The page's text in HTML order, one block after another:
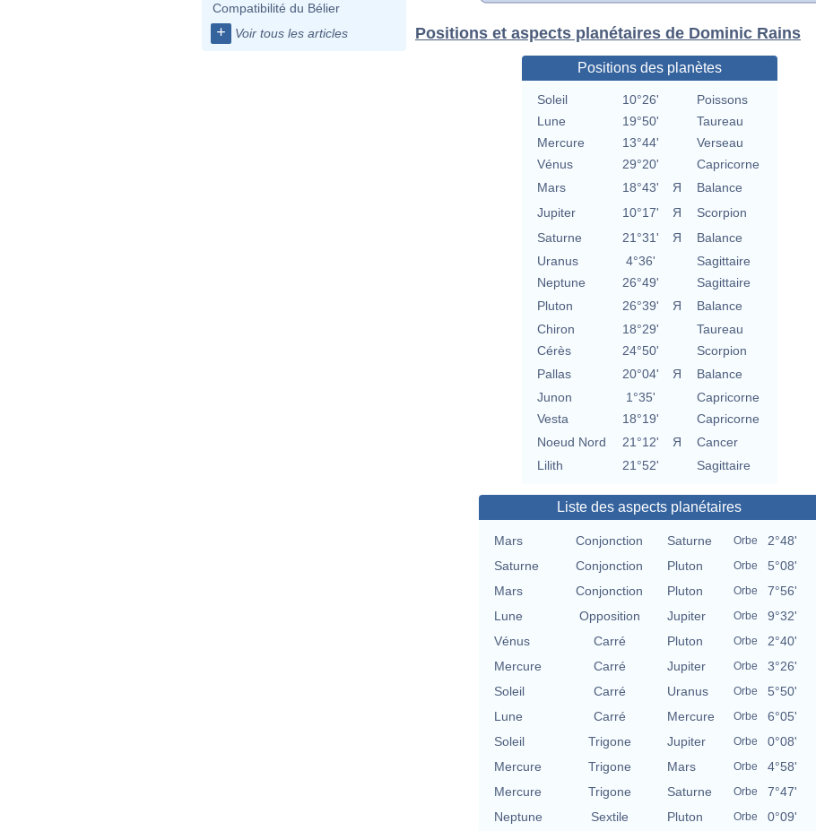
Compatibilité du Bélier
+ Voir tous les articles Positions et aspects planétaires de Dominic Rains
Positions des planètes
Soleil 10°26'
Poissons
Lune
19°50'
Taureau
Mercure
13°44'
Verseau
Vénus
29°20'
Capricorne
Mars
18°43' Я
Balance
Jupiter
10°17' Я
Scorpion
Saturne
21°31' Я
Balance
Uranus
4°36'
Sagittaire
Neptune
26°49'
Sagittaire
Pluton
26°39' Я
Balance
Chiron
18°29'
Taureau
Cérès
24°50'
Scorpion
Pallas
20°04' Я
Balance
Junon
1°35'
Capricorne
Vesta
18°19'
Capricorne
Noeud Nord
21°12' Я
Cancer
Lilith
21°52' Sagittaire
Liste des aspects planétaires
Mars Conjonction Saturne Orbe
2°48'
Saturne
Conjonction Pluton Orbe
5°08'
Mars
Conjonction Pluton Orbe
7°56'
Lune
Opposition Jupiter Orbe
9°32'
Vénus
Carré Pluton Orbe
2°40'
Mercure
Carré Jupiter Orbe
3°26'
Soleil
Carré Uranus Orbe
5°50'
Lune
Carré Mercure Orbe
6°05'
Soleil
Trigone Jupiter Orbe
0°08'
Mercure
Trigone Mars Orbe
4°58'
Mercure
Trigone Saturne Orbe
7°47'
Neptune
Sextile Pluton Orbe 0°09'